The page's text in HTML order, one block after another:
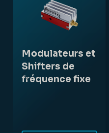
Modulateurs et
Shifters de
fréquence fixe